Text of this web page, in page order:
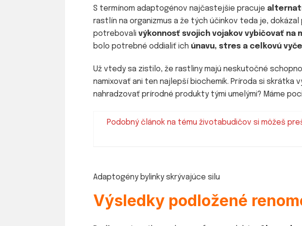
S termínom adaptogénov najčastejšie pracuje
rastlín na organizmus a že tých účinkov teda je, dokázal
potrebovali výkonnosť svojich vojakov vybičovať na
bolo potrebné oddialiť ich únavu, stres a celkovú
Už vtedy sa zistilo, že rastliny majú neskutočné
namixovať ani ten najlepší biochemik. Príroda si skrátka
nahradzovať prírodné produkty tými umelými? Máme
Podobný článok na tému životabudičov si môžeš
Adaptogény bylinky skrývajúce silu
Výsledky podložené